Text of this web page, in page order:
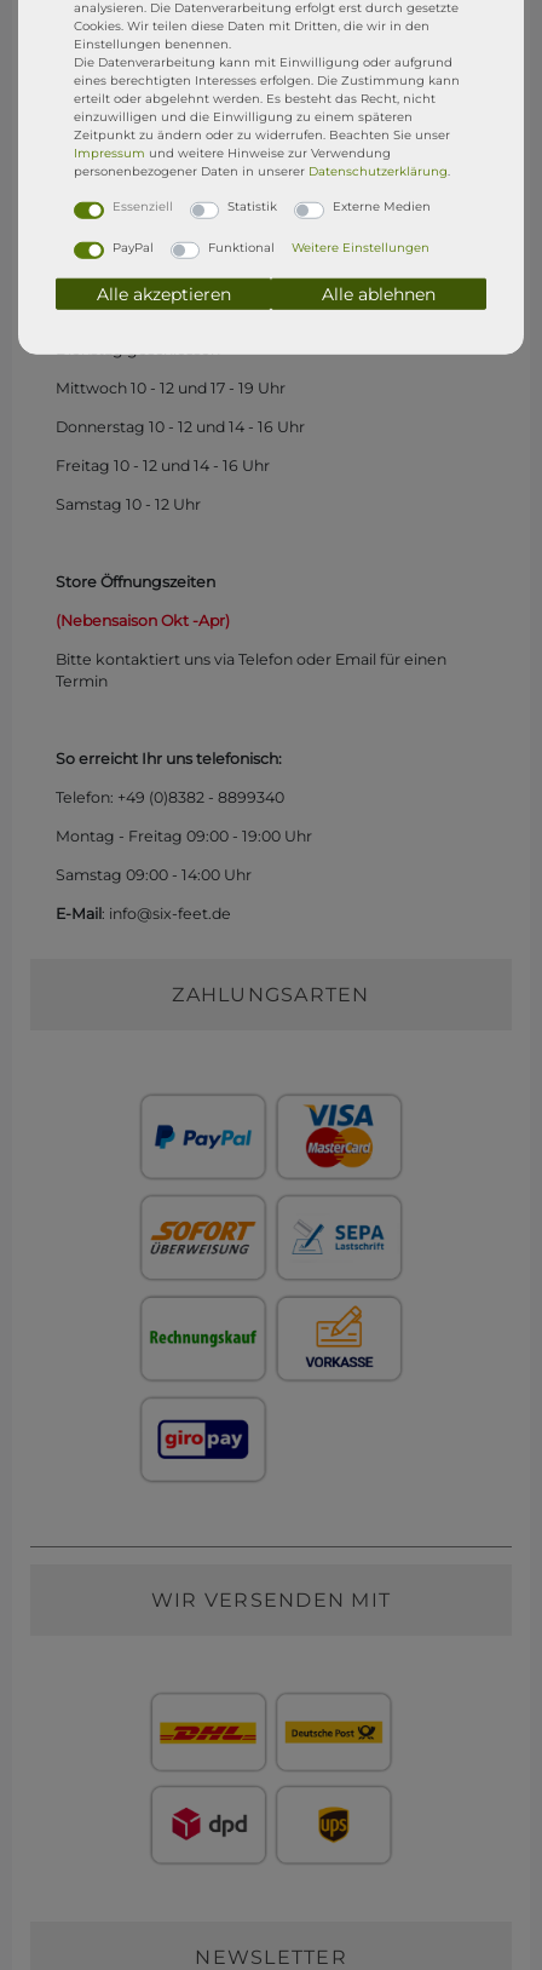
Besucht uns gerne in unserem Shop in Wasserburg.
SixFeet Surf & SUP SHOP
Sandgraben 1
Montag geschlossen
Mittwoch 10 - 12 und 17 - 19 Uhr
Donnerstag 10 - 12 und 14 - 16 Uhr
Freitag 10 - 12 und 14 - 16 Uhr
Samstag 10 - 12 Uhr
Store Öffnungszeiten
(Nebensaison Okt -Apr)
Bitte kontaktiert uns via Telefon oder Email für einen
Termin
So erreicht Ihr uns telefonisch:
Telefon: +49 (0)8382 - 8899340
Montag - Freitag 09:00 - 19:00 Uhr
Samstag 09:00 - 14:00 Uhr
E-Mail: info@six-feet.de
ZAHLUNGSARTEN
WIR VERSENDEN MIT
NEWSLETTER
analysieren. Die Datenverarbeitung erfolgt erst durch gesetzte
Cookies. Wir teilen diese Daten mit Dritten, die wir in den
Einstellungen benennen.
Die Datenverarbeitung kann mit Einwilligung oder aufgrund
eines berechtigten Interesses erfolgen. Die Zustimmung kann
erteilt oder abgelehnt werden. Es besteht das Recht, nicht
einzuwilligen und die Einwilligung zu einem späteren
Zeitpunkt zu ändern oder zu widerrufen. Beachten Sie unser
Impressum und weitere Hinweise zur Verwendung
personenbezogener Daten in unserer Daten­schutz­erklärung.
Essenziell Statistik Externe Medien
PayPal Funktional Weitere Einstellungen
Alle akzeptieren Alle ablehnen